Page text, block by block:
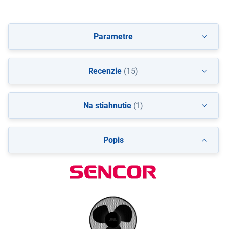
Popis
Parametre
Recenzie (15)
Na stiahnutie (1)